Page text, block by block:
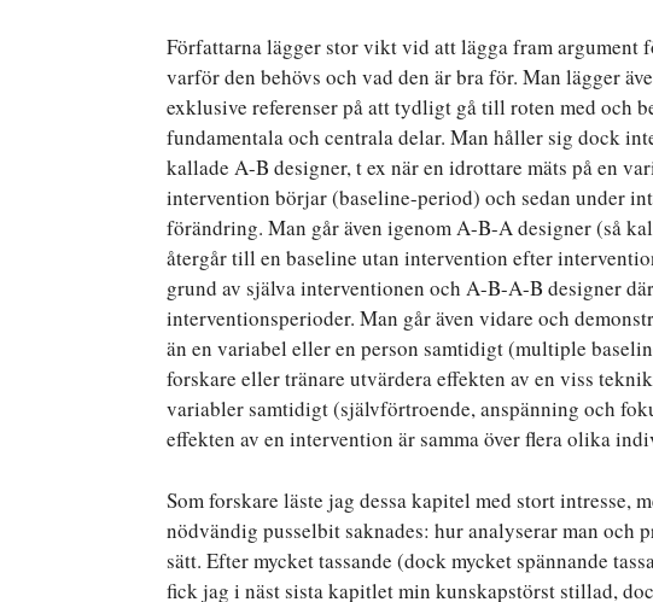
Författarna lägger stor vikt vid att lägga fram argument
varför den behövs och vad den är bra för. Man lägger
exklusive referenser på att tydligt gå till roten med och
fundamentala och centrala delar. Man håller sig dock
kallade A-B designer, t ex när en idrottare mäts på en
intervention börjar (baseline-period) och sedan under
förändring. Man går även igenom A-B-A designer (så
återgår till en baseline utan intervention efter
grund av själva interventionen och A-B-A-B designer
interventionsperioder. Man går även vidare och
än en variabel eller en person samtidigt (multiple
forskare eller tränare utvärdera effekten av en viss
variabler samtidigt (självförtroende, anspänning och
effekten av en intervention är samma över flera olika
Som forskare läste jag dessa kapitel med stort intresse,
nödvändig pusselbit saknades: hur analyserar man och
sätt. Efter mycket tassande (dock mycket spännande
fick jag i näst sista kapitlet min kunskapstörst stillad,